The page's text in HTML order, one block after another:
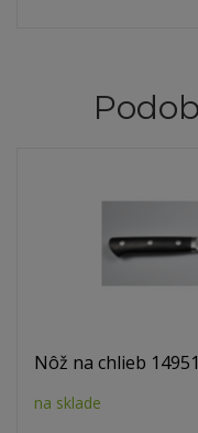
Nôž na chlieb 14951
na sklade